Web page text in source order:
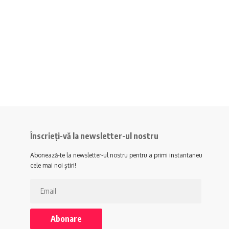
Înscrieți-vă la newsletter-ul nostru
Abonează-te la newsletter-ul nostru pentru a primi instantaneu
cele mai noi știri!